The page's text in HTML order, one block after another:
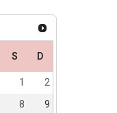
S
D
1
2
8
9